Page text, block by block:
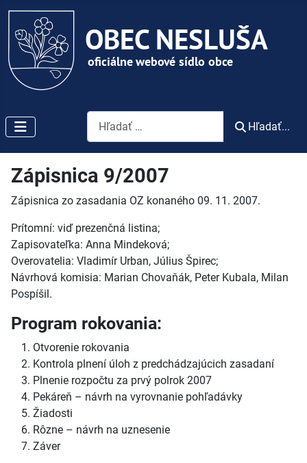
Vyhľadávanie
Hľadať...
Zápisnica 9/2007
Zápisnica zo zasadania OZ konaného 09. 11. 2007.
Prítomní: viď prezenčná listina;
Zapisovateľka: Anna Mindeková;
Overovatelia: Vladimír Urban, Július Špirec;
Návrhová komisia: Marian Chovaňák, Peter Kubala, Milan
Pospíšil.
Program rokovania:
Otvorenie rokovania
Kontrola plnení úloh z predchádzajúcich zasadaní
Plnenie rozpočtu za prvý polrok 2007
Pekáreň – návrh na vyrovnanie pohľadávky
Žiadosti
Rôzne – návrh na uznesenie
Záver